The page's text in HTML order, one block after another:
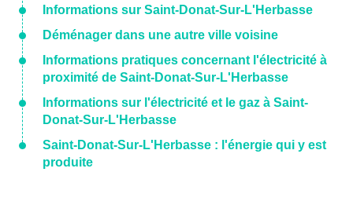
Informations sur Saint-Donat-Sur-L'Herbasse
Déménager dans une autre ville voisine
Informations pratiques concernant l'électricité à
proximité de Saint-Donat-Sur-L'Herbasse
Informations sur l'électricité et le gaz à Saint-
Donat-Sur-L'Herbasse
Saint-Donat-Sur-L'Herbasse : l'énergie qui y est
produite